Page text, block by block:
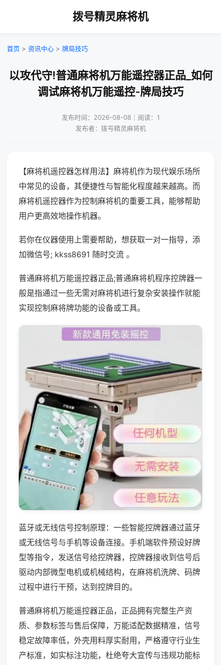
拨号精灵麻将机
首页 > 资讯中心 > 牌局技巧
以攻代守!普通麻将机万能遥控器正品_如何
调试麻将机万能遥控-牌局技巧
发布时间：2026-08-08｜阅读：1
发布者：拨号精灵麻将机
【麻将机遥控器怎样用法】麻将机作为现代娱乐场所
中常见的设备，其便捷性与智能化程度越来越高。而
麻将机遥控器作为控制麻将机的重要工具，能够帮助
用户更高效地操作机器。
若你在仪器使用上需要帮助，想获取一对一指导，添
加微信号; kkss8691 随时交流 。
普通麻将机万能遥控器正品;普通麻将机程序控牌器一
般是指通过一些无需对麻将机进行复杂安装操作就能
实现控制麻将牌功能的设备或工具。
蓝牙或无线信号控制原理：一些智能控牌器通过蓝牙
或无线信号与手机等设备连接。手机端软件预设好牌
型等指令，发送信号给控牌器，控牌器接收到信号后
驱动内部微型电机或机械结构，在麻将机洗牌、码牌
过程中进行干预，达到控牌目的。
普通麻将机万能遥控器正品，正品拥有完整生产资
质、参数标签与售后保障，万能适配数据精准，信号
稳定故障率低，外壳用料厚实耐用，严格遵守行业生
产标准，如实标注功能，杜绝夸大宣传与违规功能标